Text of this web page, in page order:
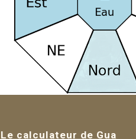
Le calculateur de Gua